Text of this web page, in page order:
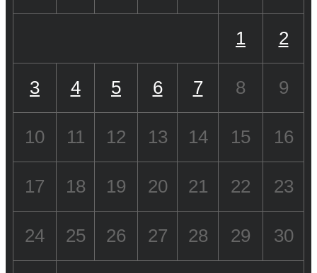
1 2
3 4 5 6 7 8 9
10 11 12 13 14 15 16
17 18 19 20 21 22 23
24 25 26 27 28 29 30